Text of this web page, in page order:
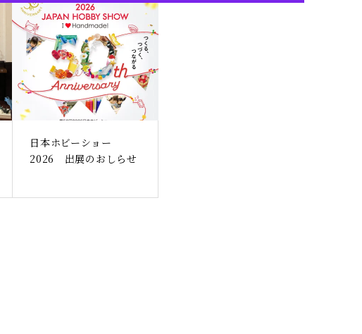
日本ホビーショー
2026 出展のおしらせ